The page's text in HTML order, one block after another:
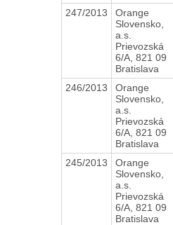
247/2013
Orange
Slovensko,
a.s.
Prievozská
6/A, 821 09
Bratislava
246/2013
Orange
Slovensko,
a.s.
Prievozská
6/A, 821 09
Bratislava
245/2013
Orange
Slovensko,
a.s.
Prievozská
6/A, 821 09
Bratislava